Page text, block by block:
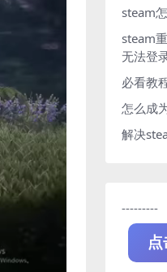
steam
steam
无法登
必看教
怎么成
解决
---------